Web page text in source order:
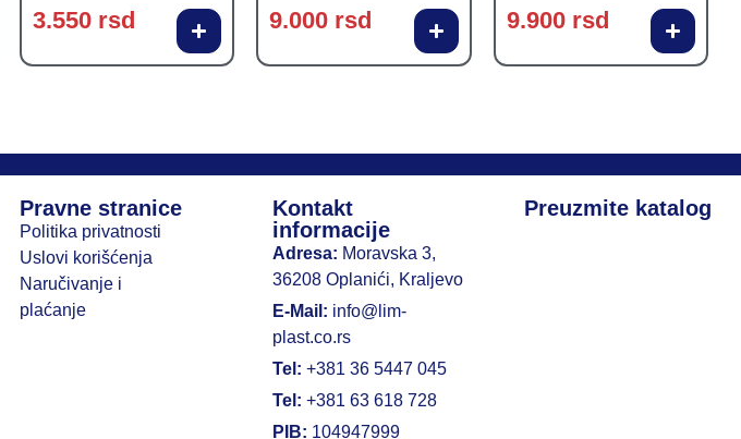
3.550 rsd 9.000 rsd 9.900 rsd
Pravne stranice
Politika privatnosti
Uslovi korišćenja
Naručivanje i
plaćanje
Kontakt
informacije
Adresa: Moravska 3,
36208 Oplanići, Kraljevo
E-Mail: info@lim-
plast.co.rs
Tel: +381 36 5447 045
Tel: +381 63 618 728
PIB: 104947999
Preuzmite katalog